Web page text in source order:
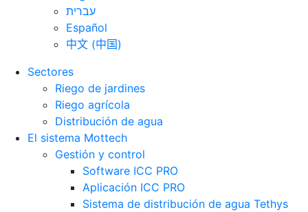
עברית
Español
中文 (中国)
Sectores
Riego de jardines
Riego agrícola
Distribución de agua
El sistema Mottech
Gestión y control
Software ICC PRO
Aplicación ICC PRO
Sistema de distribución de agua Tethys